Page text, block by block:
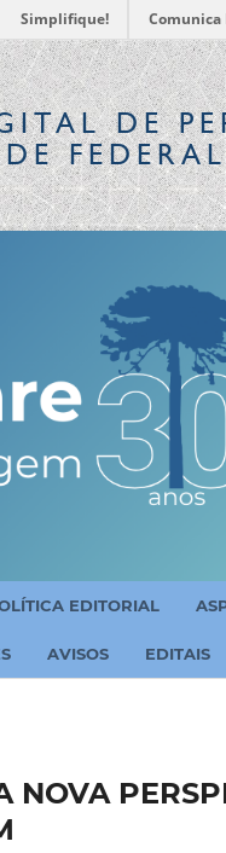
Simplifique! Comunica
DE
EDITORIAL
AVISOS EDITAIS
NOVA